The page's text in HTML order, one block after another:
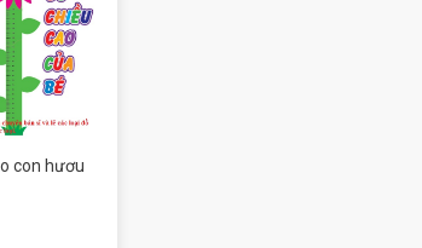
con hươu